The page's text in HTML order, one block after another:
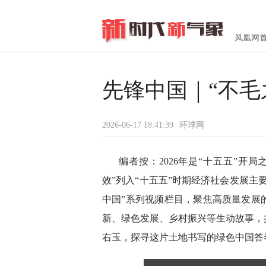
凤凰网
先锋中国｜“不
2026-06-17 18:41:39 环球网
编者按：2026年是“十五五”开局
效”列入“十五五”时期经济社会发展
中国”系列视频栏目，聚焦高质量发
新、绿色发展、乡村振兴等生动故事
右玉，探寻这片土地书写的绿色中国答